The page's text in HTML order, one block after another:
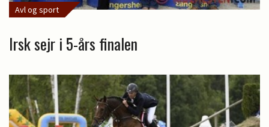
Avl og sport
Irsk sejr i 5-års finalen